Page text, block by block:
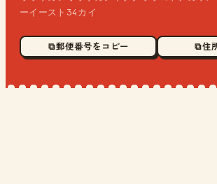
ーイースト34カイ
⧉ 郵便番号をコピー ⧉ 住